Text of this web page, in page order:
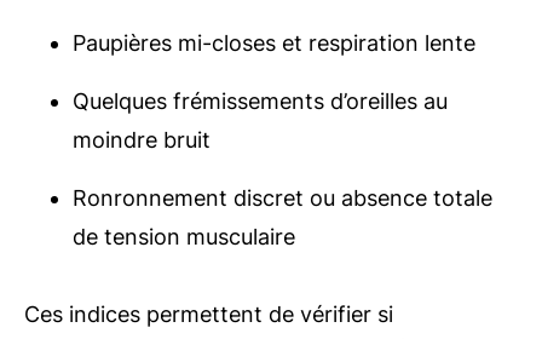
Paupières mi-closes et respiration lente
Quelques frémissements d’oreilles au
moindre bruit
Ronronnement discret ou absence totale
de tension musculaire
Ces indices permettent de vérifier si